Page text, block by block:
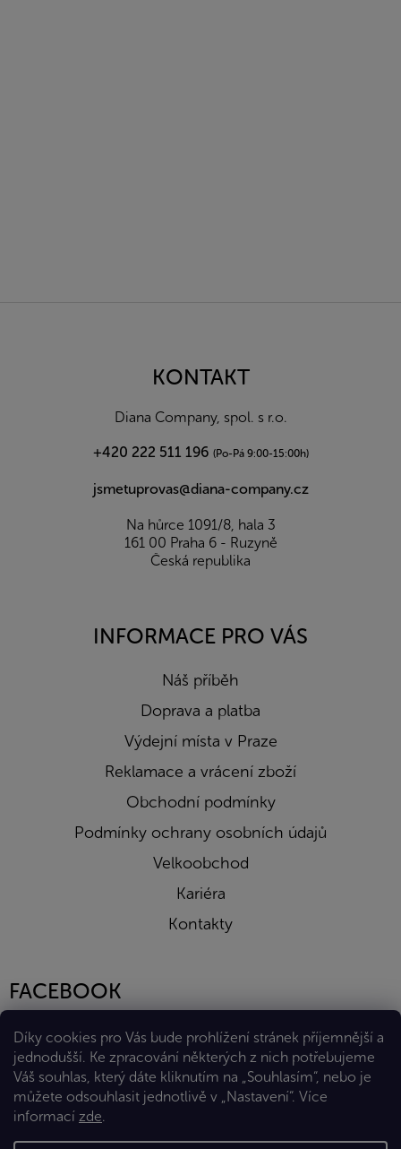
Díky cookies pro Vás bude prohlížení stránek příjemnější a
jednodušší. Ke zpracování některých z nich potřebujeme
Váš souhlas, který dáte kliknutím na „Souhlasím“, nebo je
můžete odsouhlasit jednotlivě v „Nastavení“. Více
informací zde.
KONTAKT
Diana Company, spol. s r.o.
+420 222 511 196 (Po-Pá 9:00-15:00h)
jsmetuprovas@diana-company.cz
Na hůrce 1091/8, hala 3
161 00 Praha 6 - Ruzyně
Česká republika
INFORMACE PRO VÁS
Náš příběh
Doprava a platba
Výdejní místa v Praze
Reklamace a vrácení zboží
Obchodní podmínky
Podmínky ochrany osobních údajů
Velkoobchod
Kariéra
Kontakty
FACEBOOK